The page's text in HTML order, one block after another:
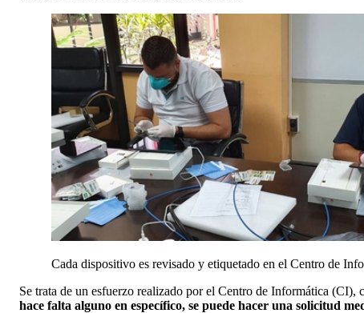
Cada dispositivo es revisado y etiquetado en el Centro de
Se trata de un esfuerzo realizado por el Centro de Informática (CI),
hace falta alguno en específico, se puede hacer una solicitud